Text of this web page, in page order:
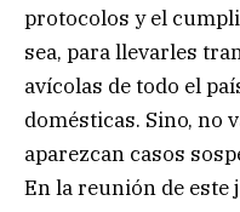
protocolos y el
sea, para llevarles
avícolas de todo el
domésticas. Sino, no
aparezcan casos
En la reunión de este